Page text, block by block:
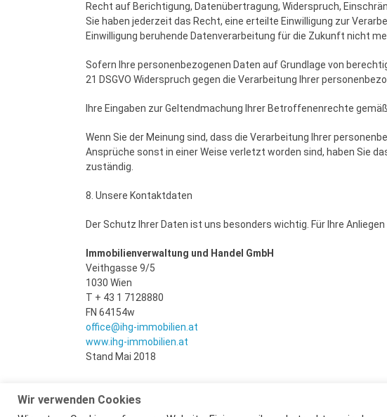
Recht auf Berichtigung, Datenübertragung, Widerspruch,
Sie haben jederzeit das Recht, eine erteilte Einwilligung zur
Einwilligung beruhende Datenverarbeitung für die Zukunft nicht
Sofern Ihre personenbezogenen Daten auf Grundlage von
21 DSGVO Widerspruch gegen die Verarbeitung Ihrer
Ihre Eingaben zur Geltendmachung Ihrer Betroffenenrechte
Wenn Sie der Meinung sind, dass die Verarbeitung Ihrer
Ansprüche sonst in einer Weise verletzt worden sind, haben Sie
zuständig.
8. Unsere Kontaktdaten
Der Schutz Ihrer Daten ist uns besonders wichtig. Für Ihre
Immobilienverwaltung und Handel GmbH
Veithgasse 9/5
1030 Wien
T + 43 1 7128880
FN 64154w
office@ihg-immobilien.at
www.ihg-immobilien.at
Stand Mai 2018
Wir verwenden Cookies